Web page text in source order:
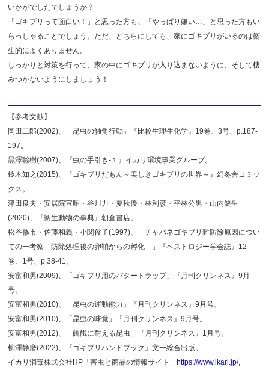
いかがでしたでしょうか？
「ゴキブリって面白い！」と思った方も、「やっぱり嫌い…」と思った方もい
らっしゃることでしょう。ただ、どちらにしても、家にゴキブリがいるのは衛
生的によくありません。
しっかりと対策を行って、家の中にゴキブリが入り込まないように、そして棲
みつかないようにしましょう！
【参考文献】
岡田二郎(2002)、「昆虫の触角行動」『比較生理生化学』19巻、3号、p.187-
197。
黒澤聡樹(2007)、『虫の手引き-１』イカリ環境事業グループ。
鈴木知之(2015)、『ゴキブリだもん～美しきゴキブリの世界～』幻冬舎コミッ
クス。
津田良夫・安居院宣昭・谷川力・夏秋優・林利彦・平林公男・山内健生
(2020)、『衛生動物の事典』朝倉書店。
松谷修市・佐藤和義・小関俊子(1997)、「チャバネゴキブリ難防除原因につい
ての一考察―防除処理後の卵鞘からの孵化―」『ペストロジー学会誌』12
巻、1号、p.38-41。
安富和男(2009)、「ゴキブリ用のバタートラップ」『月刊クリンネス』9月
号。
安富和男(2010)、「昆虫の運動能力」『月刊クリンネス』9月号。
安富和男(2010)、「昆虫の味覚」『月刊クリンネス』9月号。
安富和男(2012)、「飢餓に耐える昆虫」『月刊クリンネス』1月号。
柳澤静磨(2022)、『ゴキブリハンドブック』文一総合出版。
イカリ消毒株式会社HP「害虫と商品の情報サイト」 https://www.ikari.jp/,